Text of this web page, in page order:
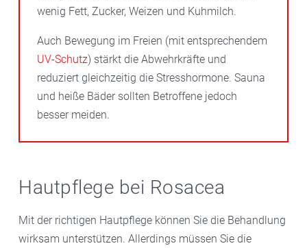
wenig Fett, Zucker, Weizen und Kuhmilch.
Auch Bewegung im Freien (mit entsprechendem
UV-Schutz) stärkt die Abwehrkräfte und
reduziert gleichzeitig die Stresshormone. Sauna
und heiße Bäder sollten Betroffene jedoch
besser meiden.
Hautpflege bei Rosacea
Mit der richtigen Hautpflege können Sie die Behandlung
wirksam unterstützen. Allerdings müssen Sie die